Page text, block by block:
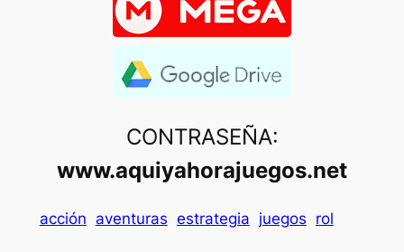
CONTRASEÑA:
www.aquiyahorajuegos.net
acción aventuras estrategia juegos rol